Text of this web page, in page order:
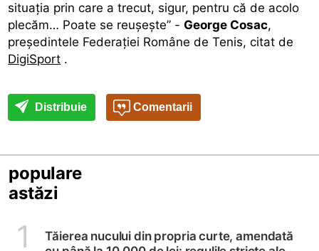
situația prin care a trecut, sigur, pentru că de acolo
plecăm… Poate se reușește” -George Cosac,
președintele Federației Române de Tenis, citat de
DigiSport .
Distribuie Comentarii
populare
astăzi
1
Tăierea nucului din propria curte, amendată